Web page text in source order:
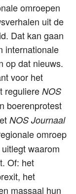
omroepen
uit de
Dat kan gaan
internationale
op dat nieuws.
voor het
reguliere NOS
boerenprotest
NOS Journaal
omroep
waarom
Of: het
het
massaal hun